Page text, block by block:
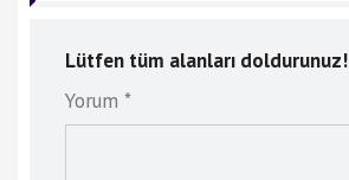
Lütfen tüm alanları doldurunuz!
Yorum *